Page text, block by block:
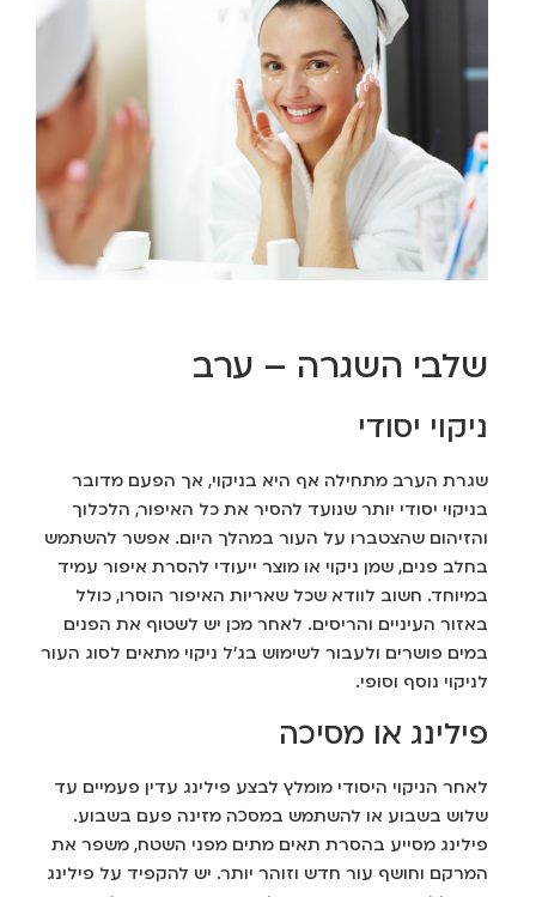
שלבי השגרה – ערב
ניקוי יסודי
שגרת הערב מתחילה אף היא בניקוי, אך הפעם מדובר
בניקוי יסודי יותר שנועד להסיר את כל האיפור, הלכלוך
והזיהום שהצטברו על העור במהלך היום. אפשר להשתמש
בחלב פנים, שמן ניקוי או מוצר ייעודי להסרת איפור עמיד
במיוחד. חשוב לוודא שכל שאריות האיפור הוסרו, כולל
באזור העיניים והריסים. לאחר מכן יש לשטוף את הפנים
במים פושרים ולעבור לשימוש בג'ל ניקוי מתאים לסוג העור
לניקוי נוסף וסופי.
פילינג או מסיכה
לאחר הניקוי היסודי מומלץ לבצע פילינג עדין פעמיים עד
שלוש בשבוע או להשתמש במסכה מזינה פעם בשבוע.
פילינג מסייע בהסרת תאים מתים מפני השטח, משפר את
המרקם וחושף עור חדש וזוהר יותר. יש להקפיד על פילינג